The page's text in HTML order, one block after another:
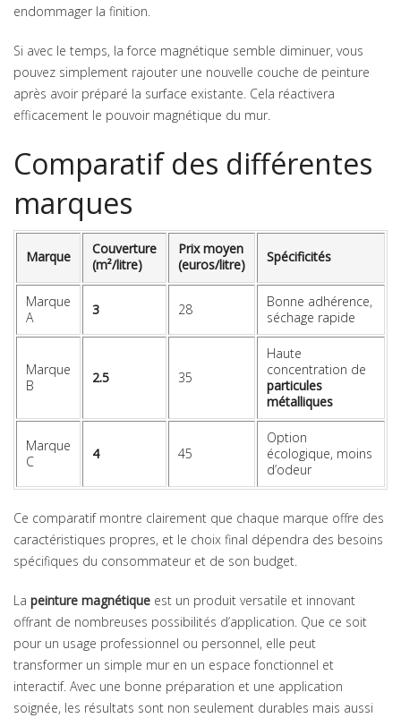
endommager la finition.
Si avec le temps, la force magnétique semble diminuer, vous
pouvez simplement rajouter une nouvelle couche de peinture
après avoir préparé la surface existante. Cela réactivera
efficacement le pouvoir magnétique du mur.
Comparatif des différentes
marques
Marque
Couverture
(m²/litre)
Prix moyen
(euros/litre)
Spécificités
Marque
A
3 28
Bonne adhérence,
séchage rapide
Marque
B
2.5 35
Haute
concentration de
particules
métalliques
Marque
C
4 45
Option
écologique, moins
d’odeur
Ce comparatif montre clairement que chaque marque offre des
caractéristiques propres, et le choix final dépendra des besoins
spécifiques du consommateur et de son budget.
La peinture magnétique est un produit versatile et innovant
offrant de nombreuses possibilités d’application. Que ce soit
pour un usage professionnel ou personnel, elle peut
transformer un simple mur en un espace fonctionnel et
interactif. Avec une bonne préparation et une application
soignée, les résultats sont non seulement durables mais aussi